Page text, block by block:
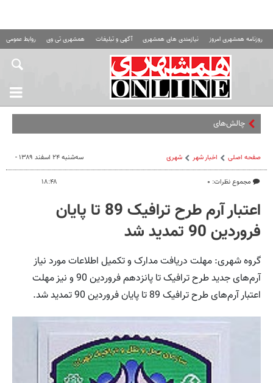
روزنامه همشهری امروز نیازمندی های همشهری آگهی و تبلیغات همشهری تی وی روابط عمومی
چالش‌های عجیب روان‌
صفحه اصلی اخبار شهر شهری
مجموع نظرات: ۰
سه‌شنبه ۲۴ اسفند ۱۳۸۹ -
۱۸:۴۸
اعتبار آرم طرح ترافیک 89 تا پایان
فروردین 90 تمدید شد
گروه شهری: مهلت دریافت مدارک و تکمیل اطلاعات مورد نیاز
آرم‌های جدید طرح ترافیک تا پانزدهم فروردین 90 و نیز مهلت
اعتبار آرم‌های طرح ترافیک 89 تا پایان فروردین 90 تمدید شد.